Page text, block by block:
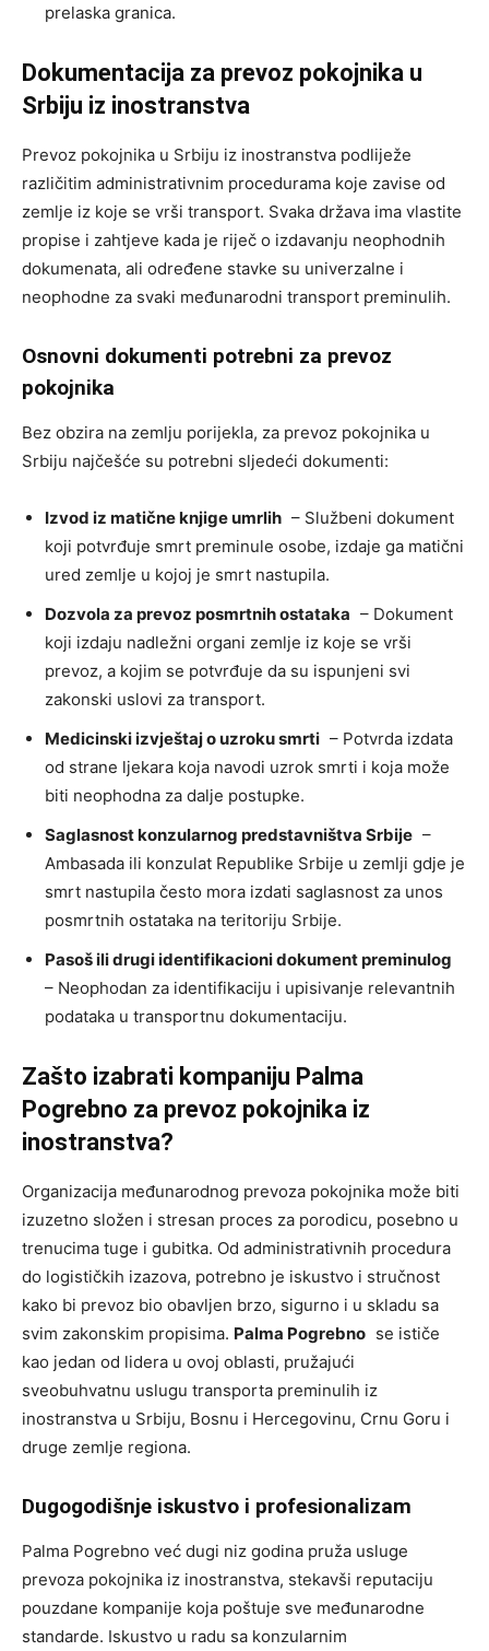
prelaska granica.
Dokumentacija za prevoz pokojnika u
Srbiju iz inostranstva
Prevoz pokojnika u Srbiju iz inostranstva podliježe
različitim administrativnim procedurama koje zavise od
zemlje iz koje se vrši transport. Svaka država ima vlastite
propise i zahtjeve kada je riječ o izdavanju neophodnih
dokumenata, ali određene stavke su univerzalne i
neophodne za svaki međunarodni transport preminulih.
Osnovni dokumenti potrebni za prevoz
pokojnika
Bez obzira na zemlju porijekla, za prevoz pokojnika u
Srbiju najčešće su potrebni sljedeći dokumenti:
Izvod iz matične knjige umrlih – Službeni dokument
koji potvrđuje smrt preminule osobe, izdaje ga matični
ured zemlje u kojoj je smrt nastupila.
Dozvola za prevoz posmrtnih ostataka – Dokument
koji izdaju nadležni organi zemlje iz koje se vrši
prevoz, a kojim se potvrđuje da su ispunjeni svi
zakonski uslovi za transport.
Medicinski izvještaj o uzroku smrti – Potvrda izdata
od strane ljekara koja navodi uzrok smrti i koja može
biti neophodna za dalje postupke.
Saglasnost konzularnog predstavništva Srbije –
Ambasada ili konzulat Republike Srbije u zemlji gdje je
smrt nastupila često mora izdati saglasnost za unos
posmrtnih ostataka na teritoriju Srbije.
Pasoš ili drugi identifikacioni dokument preminulog
– Neophodan za identifikaciju i upisivanje relevantnih
podataka u transportnu dokumentaciju.
Zašto izabrati kompaniju Palma
Pogrebno za prevoz pokojnika iz
inostranstva?
Organizacija međunarodnog prevoza pokojnika može biti
izuzetno složen i stresan proces za porodicu, posebno u
trenucima tuge i gubitka. Od administrativnih procedura
do logističkih izazova, potrebno je iskustvo i stručnost
kako bi prevoz bio obavljen brzo, sigurno i u skladu sa
svim zakonskim propisima. Palma Pogrebno se ističe
kao jedan od lidera u ovoj oblasti, pružajući
sveobuhvatnu uslugu transporta preminulih iz
inostranstva u Srbiju, Bosnu i Hercegovinu, Crnu Goru i
druge zemlje regiona.
Dugogodišnje iskustvo i profesionalizam
Palma Pogrebno već dugi niz godina pruža usluge
prevoza pokojnika iz inostranstva, stekavši reputaciju
pouzdane kompanije koja poštuje sve međunarodne
standarde. Iskustvo u radu sa konzularnim